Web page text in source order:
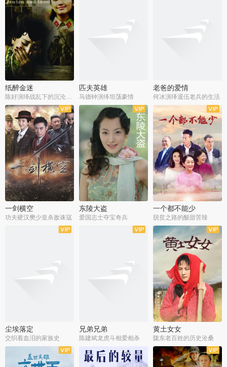
纸醉金迷 匹夫英雄
马德钟演绎坦荡豪情
老爸的爱情
何冰演绎退伍老兵的生活
全40集
一剑横空
功夫硬汉樊少皇杀敌诛寇
全33集
东陵大盗
爱国志士夺宝奇兵
全36集
一个都不能少
脱贫之路的酸甜苦辣
尘埃落定
交织着血泪的家族史
兄弟兄弟
陈建斌龙虎斗相爱相杀
全23集
黄土女女
陇东老百姓的历史沧桑
全36集
全28集 全44集